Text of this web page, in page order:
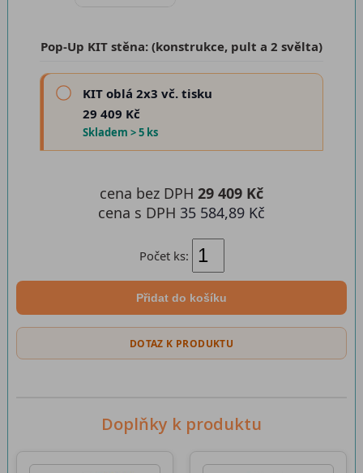
Pop-Up KIT stěna: (konstrukce, pult a 2 svělta)
KIT oblá 2x3 vč. tisku
29 409 Kč
Skladem > 5 ks
Počet ks:
Přidat do košíku
cena bez DPH 29 409 Kč
cena s DPH 35 584,89 Kč
DOTAZ K PRODUKTU
Doplňky k produktu